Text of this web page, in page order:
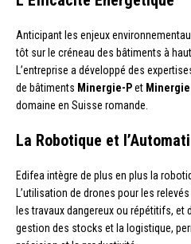
Anticipant les enjeux
tôt sur le créneau des bâtiments à
L’entreprise a développé des
de bâtiments Minergie-Pet
domaine en Suisse romande.
La Robotique et
Edifea intègre de plus en plus la
L’utilisation de drones pour les
les travaux dangereux ou répétitifs,
gestion des stocks et la logistique,